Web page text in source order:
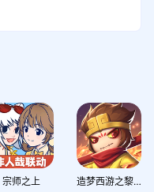
宗师之上 造梦西游之黎尤浩劫篇